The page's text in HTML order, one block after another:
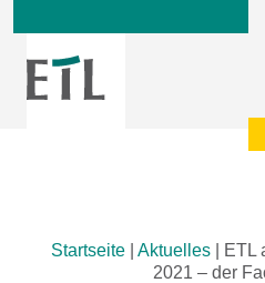
Startseite Aktuelles
ETL
2021 – der